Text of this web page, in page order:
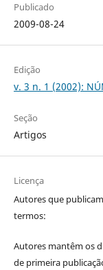
Publicado
2009-08-24
Edição
v. 3 n. 1 (2002):
Seção
Artigos
Licença
Autores que
termos:
Autores mantêm os
de primeira